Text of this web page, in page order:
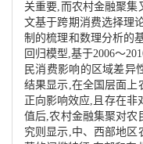
关重要,而农村金融聚集
文基于跨期消费选择理
制的梳理和数理分析的
回归模型,基于2006～
民消费影响的区域差异
结果显示,在全国层面上
正向影响效应,且存在非
值后,农村金融集聚对农
究则显示,中、西部地区